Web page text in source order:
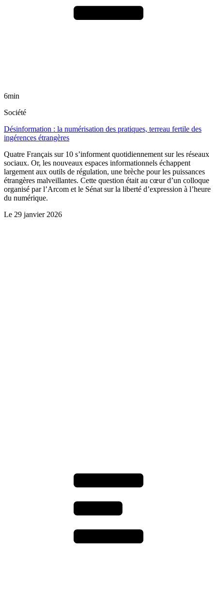
6min
Société
Désinformation : la numérisation des pratiques, terreau fertile des
ingérences étrangères
Quatre Français sur 10 s’informent quotidiennement sur les réseaux
sociaux. Or, les nouveaux espaces informationnels échappent
largement aux outils de régulation, une brèche pour les puissances
étrangères malveillantes. Cette question était au cœur d’un colloque
organisé par l’Arcom et le Sénat sur la liberté d’expression à l’heure
du numérique.
Le 29 janvier 2026